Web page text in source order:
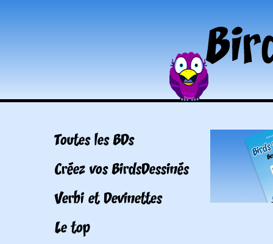
Toutes les BDs
Créez vos BirdsDessinés
Verbi et Devinettes
Le top